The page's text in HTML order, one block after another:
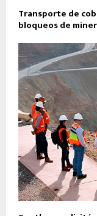
Transporte de
bloqueos de